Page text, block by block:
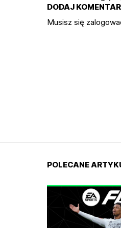
DODAJ
Musisz się
POLECANE